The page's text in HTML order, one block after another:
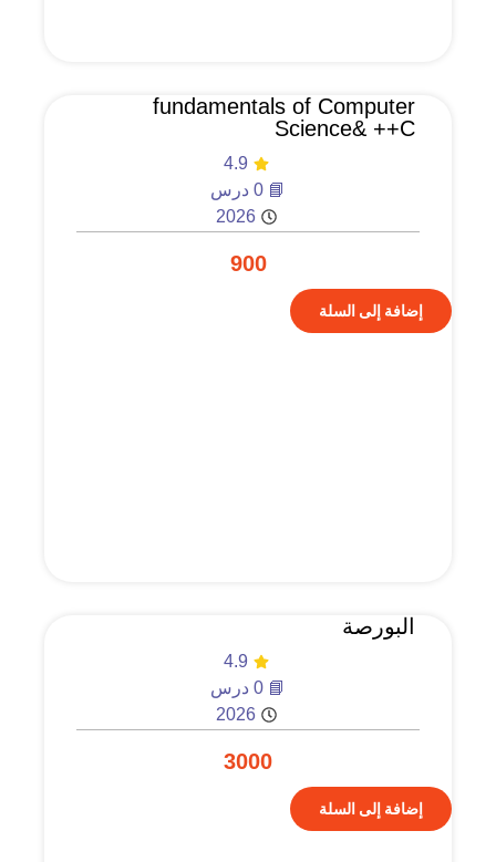
fundamentals of Computer
Science& ++C
4.9
📘 0 درس
2026
إضافة إلى السلة
900
البورصة
4.9
📘 0 درس
2026
إضافة إلى السلة
3000